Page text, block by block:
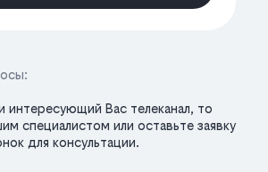
интересующий Вас телеканал, то
специалистом или оставьте заявку
для консультации.